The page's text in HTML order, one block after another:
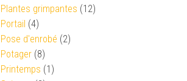
Plantes grimpantes (12)
Portail (4)
Pose d'enrobé (2)
Potager (8)
Printemps (1)